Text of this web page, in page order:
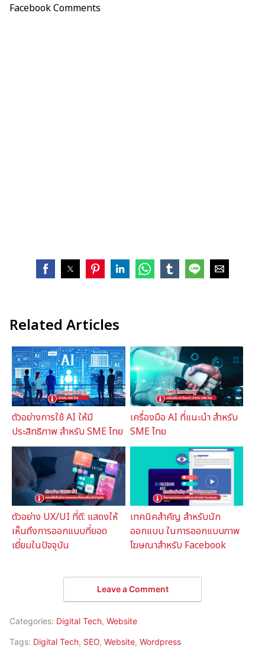
Facebook Comments
Related Articles
ตัวอย่างการใช้ AI ให้มี
ประสิทธิภาพ สำหรับ SME ไทย
เครื่องมือ AI ที่แนะนำ สำหรับ
SME ไทย
ตัวอย่าง UX/UI ที่ดี: แสดงให้
เห็นถึงการออกแบบที่ยอด
เยี่ยมในปัจจุบัน
เทคนิคสำคัญ สำหรับนัก
ออกแบบ ในการออกแบบภาพ
โฆษณาสำหรับ Facebook
Leave a Comment
Categories: Digital Tech, Website
Tags: Digital Tech, SEO, Website, Wordpress